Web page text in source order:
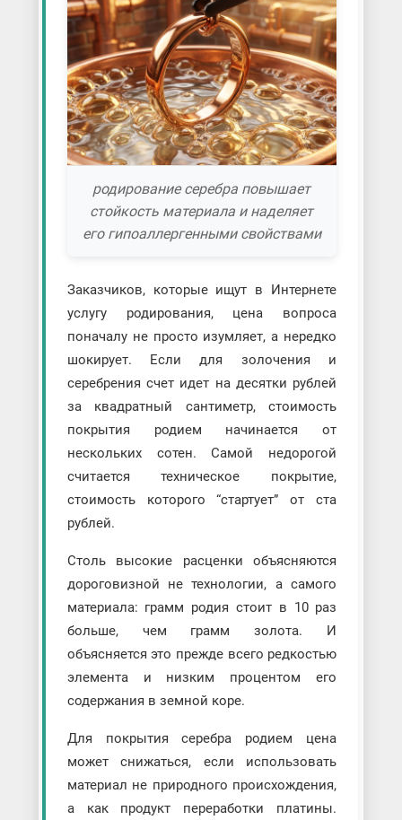
родирование серебра повышает
стойкость материала и наделяет
его гипоаллергенными свойствами
Заказчиков, которые ищут в Интернете
услугу родирования, цена вопроса
поначалу не просто изумляет, а нередко
шокирует. Если для золочения и
серебрения счет идет на десятки рублей
за квадратный сантиметр, стоимость
покрытия родием начинается от
нескольких сотен. Самой недорогой
считается техническое покрытие,
стоимость которого “стартует” от ста
рублей.
Столь высокие расценки объясняются
дороговизной не технологии, а самого
материала: грамм родия стоит в 10 раз
больше, чем грамм золота. И
объясняется это прежде всего редкостью
элемента и низким процентом его
содержания в земной коре.
Для покрытия серебра родием цена
может снижаться, если использовать
материал не природного происхождения,
а как продукт переработки платины.